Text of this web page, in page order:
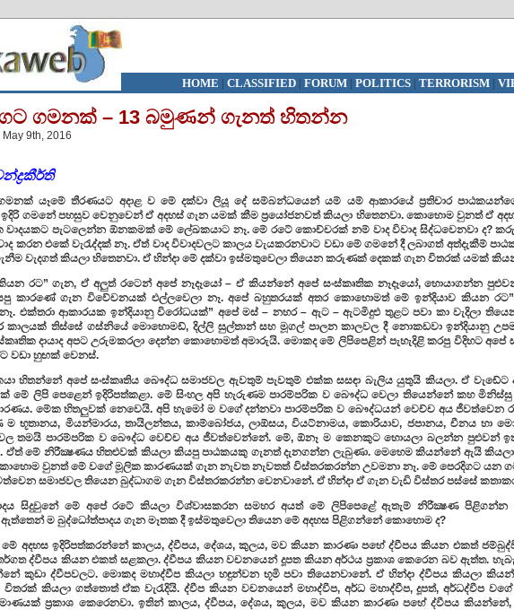
HOME | CLASSIFIED| FORUM| POLITICS | TERRORISM|
ගමනක් – 13 බමුණන් ගැනත් හිතන්න
May 9th, 2016
යෑමේ තීරණයට අදාළ ව මේ දක්වා ලියූ දේ සම්බන්ධයෙන් යම් යම් ආකාරයේ ප්‍රතිචාර
ඉදිරි ගමනේ පහසුව වෙනුවෙන් ඒ අදහස් ගැන යමක් කීම ප්‍රයෝජනවත් කියලා හිතෙනවා. කොහොම වුනත් ඒ
වාදයකට පැටලෙන්න ඕනකමක් මේ ලේඛකයාට නෑ. මේ රටේ කොච්චරක් නම් වාද විවාද සිද්ධවෙනවා ද?
කරන එකේ වැරැද්දක් නෑ. ඒත් වාද විවාදවලට කාලය වැයකරනවාට වඩා මේ ගමනේ දී ලබාගත් අත්දැකීම්
වැදගත් කියලා හිතෙනවා. ඒ හින්දා මේ දක්වා ඉස්මතුවෙලා තියෙන කරුණක් දෙකක් ගැන විතරක් යමක්
රට” ගැන, ඒ අලුත් රටෙන් අපේ නෑදෑයෝ – ඒ කියන්නේ අපේ සංස්කෘතික නෑදෑයෝ, හොයාගන්න
කාරණේ ගැන විවේචනයක් එල්ලවෙලා නෑ. අපේ බහුතරයක් අතර කොහොමත් මේ ඉන්දියාව කියන රට”
නෑ. එක්තරා ආකාරයක ඉන්දියානු විරෝධයක්” අපේ මස් – නහර – ඇට – ඇටමිදුළු තුළට පවා කා වැදිලා
කාලයක් තිස්සේ ගස්නියේ මොහොමඩ්, දිල්ලි සුල්තාන් සහ මූගල් පාලන කාලවල දී නොකඩවා ඉන්දියානු
දායාද අපට උරුමකරලා දෙන්න කොහොමත් අමාරුයි. මොකද මේ ලිපිපෙළින් පැහැදිළි කරපු විදිහට අපේ
වඩා හුඟක් වෙනස්.
හිතන්නේ අපේ සංස්කෘතිය බෞද්ධ සමාජවල ඇවතුම් පැවතුම් එක්ක සසඳා බැලිය යුතුයි කියලා. ඒ වැඩේට
මේ ලිපි පෙළෙන් ඉදිරිපත්කළා. මේ සිංහල අපි හැරුණම පාරම්පරික ව බෞද්ධ වෙලා තියෙන්නේ කහ
මේක හිතලුවක් නෙවෙයි. අපි හැමෝ ම වගේ දන්නවා පාරම්පරික ව බෞද්ධයන් වෙච්ච අය ජීවත්වෙන
ම භූතානය, මියන්මාරය, තායිලන්තය, කාම්බෝජය, ලාඕසය, වියට්නාමය, කොරියාව, ජපානය, චීනය හා
තමයි පාරම්පරික ව බෞද්ධ වෙච්ච අය ජීවත්වෙන්නේ. මේ, ඕනෑ ම කෙනකුට හොයලා බලන්න පුළුවන්
ඒත් මේ නිරීක්‍ෂණය හිතළුවක් කියලා කියපු පාඨකයකු ගැනත් දැනගන්න ලැබුණා. මෙහෙම කියන්නේ ඇයි
වුනත් මේ වගේ මූලික කාරණයක් ගැන නැවත නැවතත් විස්තරකරන්න උවමනා නෑ. මේ පෙරදිගට යන
සමාජවල තියෙන බුද්ධාගම ගැන විස්තරකරන්න වෙනවානේ. ඒ හින්දා ඒ ගැන වැඩි විස්තර පස්සේ
සිදුවුනේ මේ අපේ රටේ කියලා විශ්වාසකරන සමහර අයත් මේ ලිපිපෙළේ ඇතැම් නිරීක්‍ෂණ පිළිගන්න
ම බුද්ධෝත්පාදය ගැන මෑතක දී ඉස්මතුවෙලා තියෙන මේ අදහස පිළිගන්නේ කොහොම ද?
මේ අදහස ඉදිරිපත්කරන්නේ කාලය, ද්වීපය, දේශය, කුලය, මව කියන කාරණා පහේ ද්වීපය කියන එකත්
ද්වීපය කියන එකත් සළකලා. ද්වීපය කියන වචනයෙන් දූපත කියන අර්ථය ප්‍රකාශ කෙරෙන බව ඇත්ත.
කුඩා ද්වීපවලට. මොකද මහාද්වීප කියලා හඳුන්වන භූමි පවා තියෙනවානේ. ඒ හින්දා ද්වීපය කියලා
කියලා ගත්තොත් ඒක වැරැදියි. ද්වීප කියන වචනයෙන් මහාද්වීප, අර්ධ මහාද්වීප, දූපත්, අර්ධද්වීප වගේ
ප්‍රකාශ කෙරෙනවා. ඉතින් කාලය, ද්වීපය, දේශය, කුලය, මව කියන කාරණා පහේ ද්වීපය